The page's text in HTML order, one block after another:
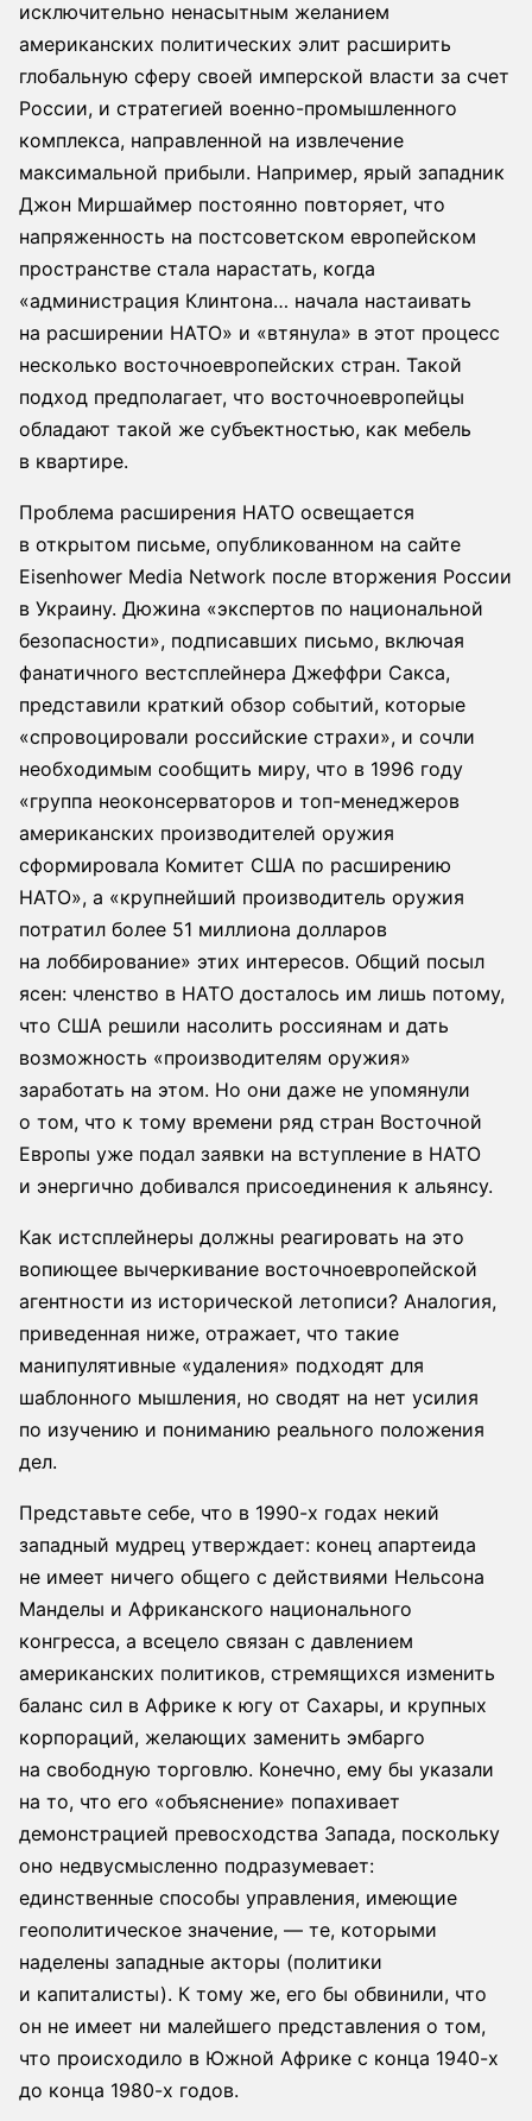
исключительно ненасытным желанием
американских политических элит расширить
глобальную сферу своей имперской власти за счет
России, и стратегией военно-промышленного
комплекса, направленной на извлечение
максимальной прибыли. Например, ярый западник
Джон Миршаймер постоянно повторяет, что
напряженность на постсоветском европейском
пространстве стала нарастать, когда
«администрация Клинтона… начала настаивать
на расширении НАТО» и «втянула» в этот процесс
несколько восточноевропейских стран. Такой
подход предполагает, что восточноевропейцы
обладают такой же субъектностью, как мебель
в квартире.
Проблема расширения НАТО освещается
в открытом письме, опубликованном на сайте
Eisenhower Media Network после вторжения России
в Украину. Дюжина «экспертов по национальной
безопасности», подписавших письмо, включая
фанатичного вестсплейнера Джеффри Сакса,
представили краткий обзор событий, которые
«спровоцировали российские страхи», и сочли
необходимым сообщить миру, что в 1996 году
«группа неоконсерваторов и топ-менеджеров
американских производителей оружия
сформировала Комитет США по расширению
НАТО», а «крупнейший производитель оружия
потратил более 51 миллиона долларов
на лоббирование» этих интересов. Общий посыл
ясен: членство в НАТО досталось им лишь потому,
что США решили насолить россиянам и дать
возможность «производителям оружия»
заработать на этом. Но они даже не упомянули
о том, что к тому времени ряд стран Восточной
Европы уже подал заявки на вступление в НАТО
и энергично добивался присоединения к альянсу.
Как истсплейнеры должны реагировать на это
вопиющее вычеркивание восточноевропейской
агентности из исторической летописи? Аналогия,
приведенная ниже, отражает, что такие
манипулятивные «удаления» подходят для
шаблонного мышления, но сводят на нет усилия
по изучению и пониманию реального положения
дел.
Представьте себе, что в 1990-х годах некий
западный мудрец утверждает: конец апартеида
не имеет ничего общего с действиями Нельсона
Манделы и Африканского национального
конгресса, а всецело связан с давлением
американских политиков, стремящихся изменить
баланс сил в Африке к югу от Сахары, и крупных
корпораций, желающих заменить эмбарго
на свободную торговлю. Конечно, ему бы указали
на то, что его «объяснение» попахивает
демонстрацией превосходства Запада, поскольку
оно недвусмысленно подразумевает:
единственные способы управления, имеющие
геополитическое значение, — те, которыми
наделены западные акторы (политики
и капиталисты). К тому же, его бы обвинили, что
он не имеет ни малейшего представления о том,
что происходило в Южной Африке с конца 1940-х
до конца 1980-х годов.